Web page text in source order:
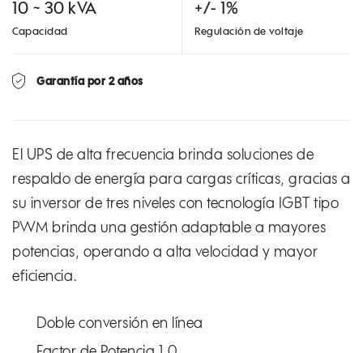
10 ~ 30 kVA
Capacidad
+/- 1%
Regulación de voltaje
Garantía por 2 años
El UPS de alta frecuencia brinda soluciones de
respaldo de energía para cargas críticas, gracias a
su inversor de tres niveles con tecnología IGBT tipo
PWM brinda una gestión adaptable a mayores
potencias, operando a alta velocidad y mayor
eficiencia.
Doble conversión en línea